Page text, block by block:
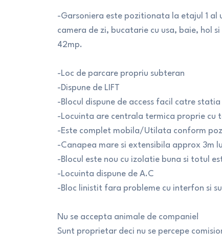
-Garsoniera este pozitionata la etajul 1 al
camera de zi, bucatarie cu usa, baie, hol
42mp.
-Loc de parcare propriu subteran
-Dispune de LIFT
-Blocul dispune de access facil catre
-Locuinta are centrala termica proprie cu
-Este complet mobila/Utilata conform
-Canapea mare si extensibila approx 3m
-Blocul este nou cu izolatie buna si totul
-Locuinta dispune de A.C
-Bloc linistit fara probleme cu interfon si
Nu se accepta animale de companie!
Sunt proprietar deci nu se percepe